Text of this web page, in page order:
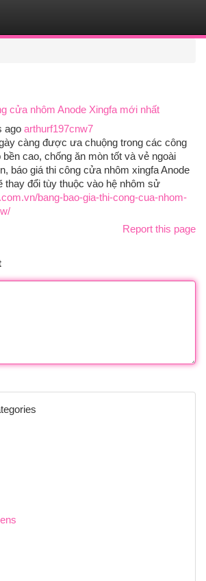
cửa nhôm Anode Xingfa mới nhất
ago arthurf197cnw7
càng được ưa chuộng trong các công
cao, chống ăn mòn tốt và vẻ ngoài
báo giá thi công cửa nhôm xingfa Anode
thay đổi tùy thuộc vào hệ nhôm sử
bang-bao-gia-thi-cong-cua-nhom-
Report this page